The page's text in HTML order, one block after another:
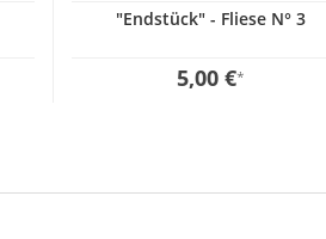
"Endstück" - Fliese N° 3
5,00 €*